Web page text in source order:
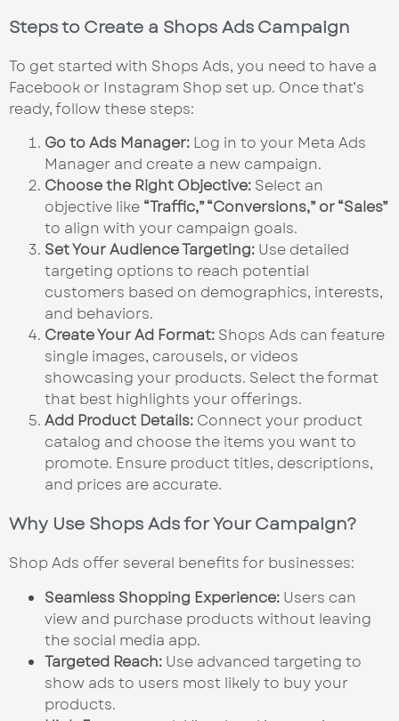
Steps to Create a Shops Ads Campaign
To get started with Shops Ads, you need to have a
Facebook or Instagram Shop set up. Once that’s
ready, follow these steps:
Go to Ads Manager: Log in to your Meta Ads
Manager and create a new campaign.
Choose the Right Objective: Select an
objective like “Traffic,” “Conversions,” or “Sales”
to align with your campaign goals.
Set Your Audience Targeting: Use detailed
targeting options to reach potential
customers based on demographics, interests,
and behaviors.
Create Your Ad Format: Shops Ads can feature
single images, carousels, or videos
showcasing your products. Select the format
that best highlights your offerings.
Add Product Details: Connect your product
catalog and choose the items you want to
promote. Ensure product titles, descriptions,
and prices are accurate.
Why Use Shops Ads for Your Campaign?
Shop Ads offer several benefits for businesses:
Seamless Shopping Experience: Users can
view and purchase products without leaving
the social media app.
Targeted Reach: Use advanced targeting to
show ads to users most likely to buy your
products.